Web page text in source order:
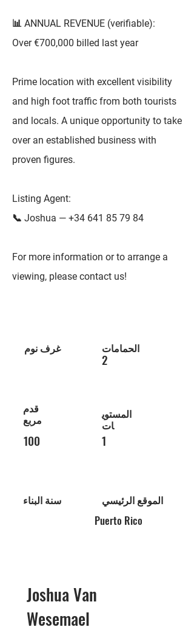
📊 ANNUAL REVENUE (verifiable):
Over €700,000 billed last year
Prime location with excellent visibility
and high foot traffic from both tourists
and locals. A unique opportunity to take
over an established business with
proven figures.
Listing Agent:
📞 Joshua — +34 641 85 79 84
For more information or to arrange a
viewing, please contact us!
غرف نوم
قدم
مربع
100
سنة البناء
الحمامات
2
المستوي
ات
1
الموقع الرئيسي
Puerto Rico
Joshua Van
Wesemael